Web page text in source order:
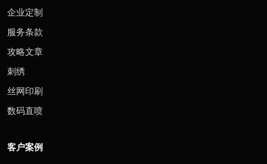
企业定制
服务条款
攻略文章
刺绣
丝网印刷
数码直喷
客户案例